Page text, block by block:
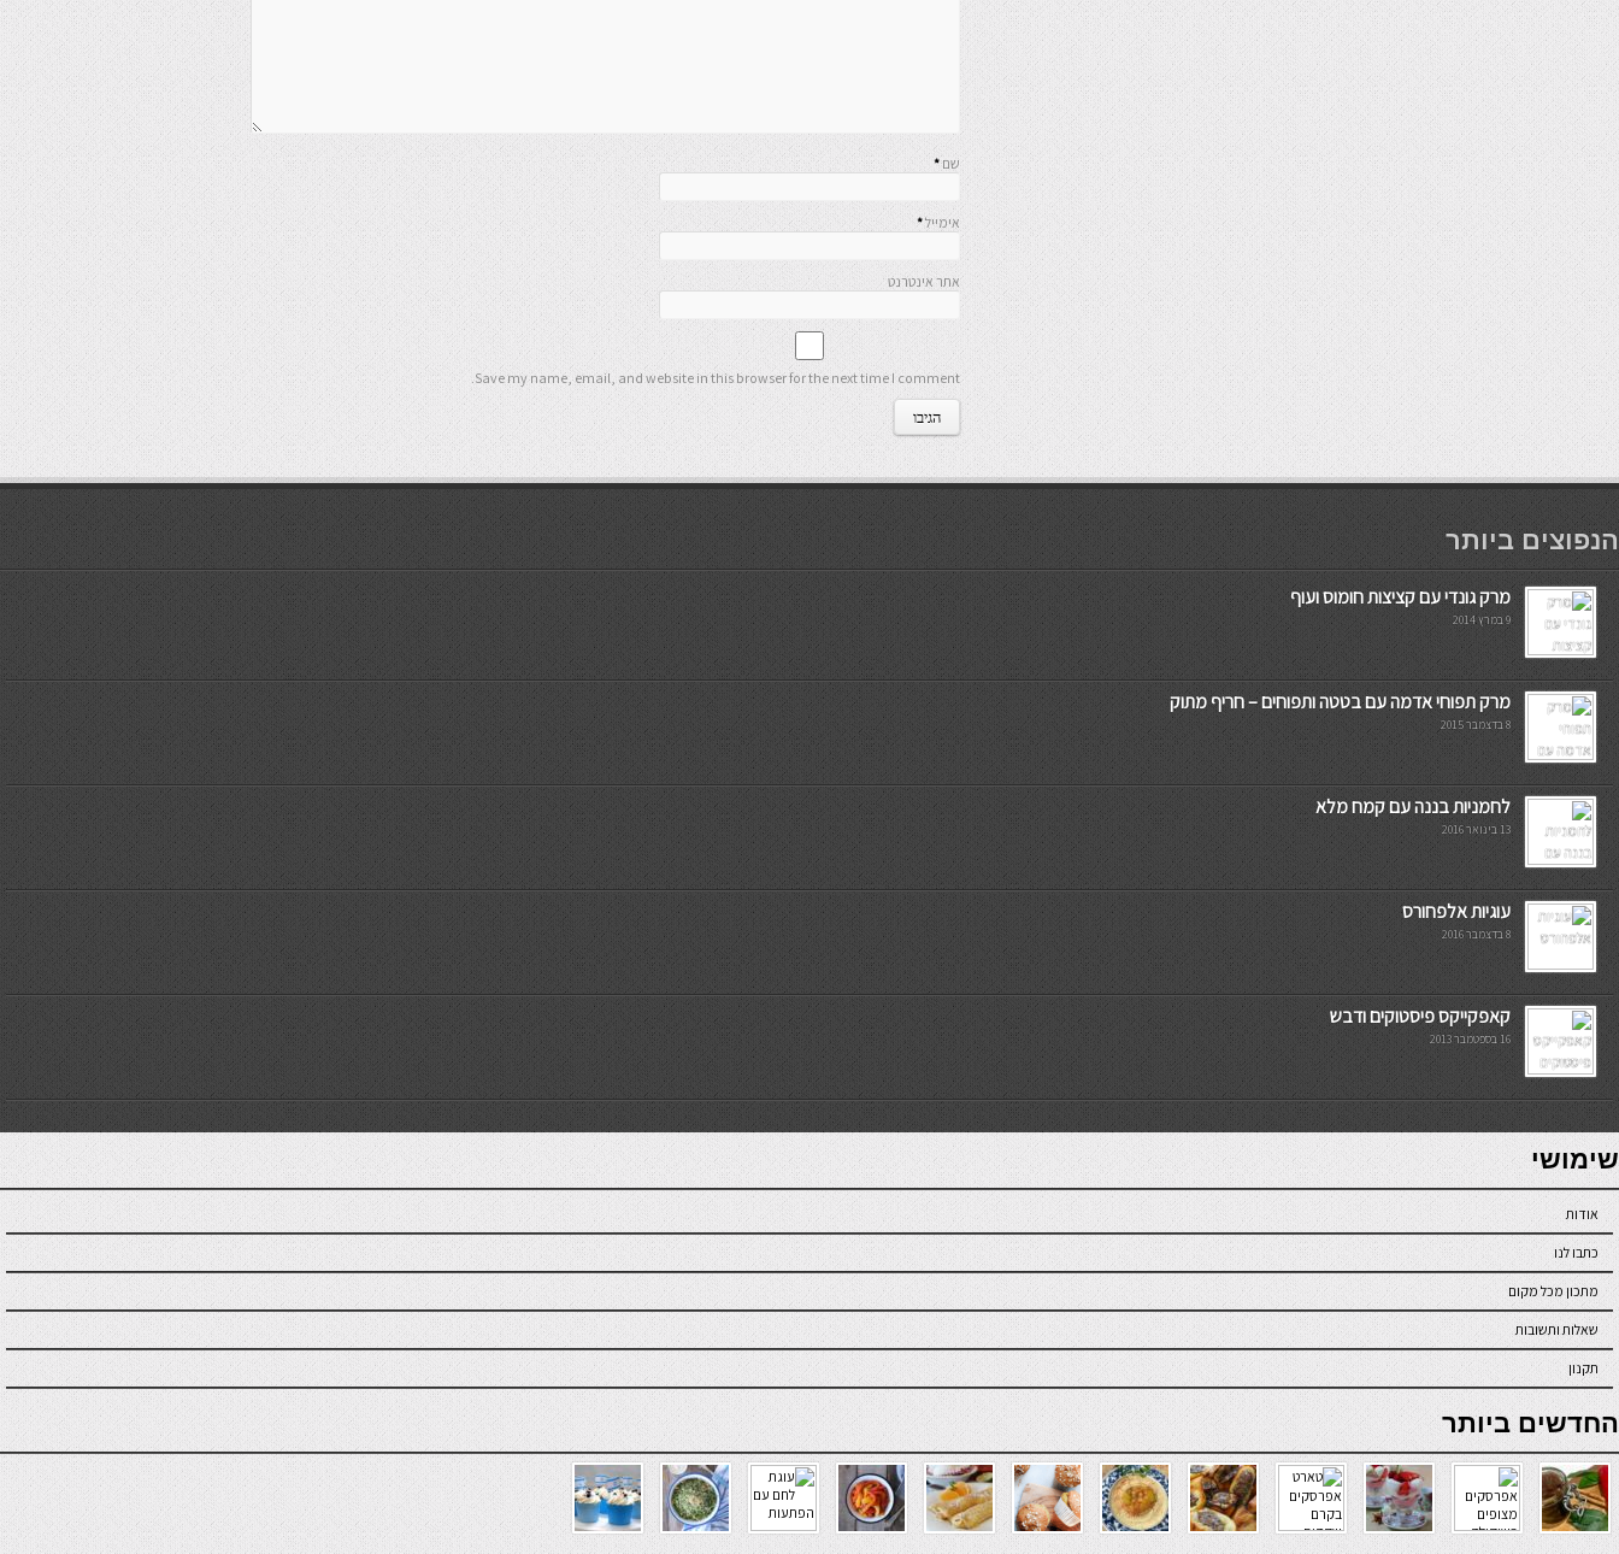
שם *
אימייל*
אתר אינטרנט
Save my name, email, and website in this browser for the next time I comment.
мостбет кг
הנפוצים ביותר
מרק גונדי עם קציצות חומוס ועוף
9 במרץ 2014
מרק תפוחי אדמה עם בטטה ותפוחים – חריף מתוק
8 בדצמבר 2015
לחמניות בננה עם קמח מלא
13 בינואר 2016
עוגיות אלפחורס
8 בדצמבר 2016
קאפקייקס פיסטוקים ודבש
16 בספטמבר 2013
7slots
seriöse online casinos österreich
שימושי
אודות
כתבו לנו
מתכון מכל מקום
שאלות ותשובות
תקנון
online casino
החדשים ביותר